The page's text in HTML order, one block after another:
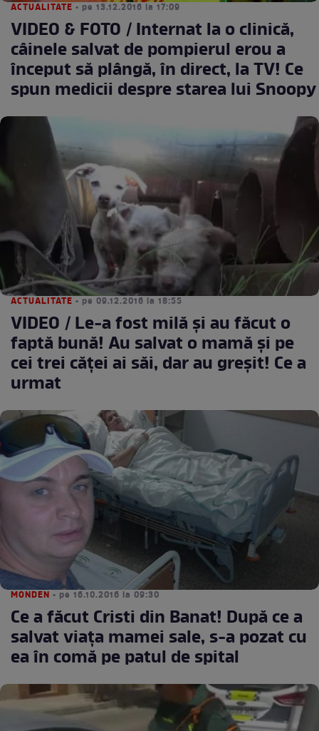
ACTUALITATE • pe 13.12.2016 la 17:09
VIDEO & FOTO / Internat la o clinică,
câinele salvat de pompierul erou a
început să plângă, în direct, la TV! Ce
spun medicii despre starea lui Snoopy
ACTUALITATE • pe 09.12.2016 la 18:55
VIDEO / Le-a fost milă şi au făcut o
faptă bună! Au salvat o mamă şi pe
cei trei căţei ai săi, dar au greşit! Ce a
urmat
MONDEN • pe 16.10.2016 la 09:30
Ce a făcut Cristi din Banat! După ce a
salvat viaţa mamei sale, s-a pozat cu
ea în comă pe patul de spital